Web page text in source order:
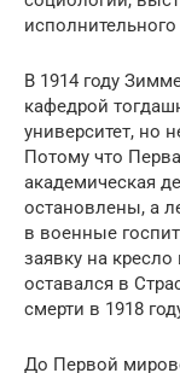
исполнительного
В 1914 году
кафедрой
университет, но
Потому что
академическая
остановлены, а
в военные
заявку на кресло
оставался в
смерти в 1918
До Первой